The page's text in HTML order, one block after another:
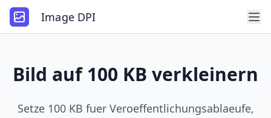
Image DPI
Bild auf 100 KB verkleinern
Setze 100 KB fuer Veroeffentlichungsablaeufe,